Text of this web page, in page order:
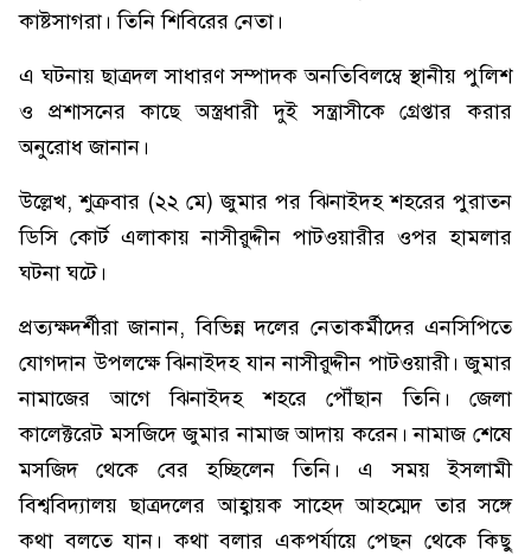
কাষ্টসাগরা। তিনি শিবিরের নেতা।
এ ঘটনায় ছাত্রদল সাধারণ সম্পাদক অনতিবিলম্বে স্থানীয় পুলিশ
ও প্রশাসনের কাছে অস্ত্রধারী দুই সন্ত্রাসীকে গ্রেপ্তার করার
অনুরোধ জানান।
উল্লেখ, শুক্রবার (২২ মে) জুমার পর ঝিনাইদহ শহরের পুরাতন
ডিসি কোর্ট এলাকায় নাসীরুদ্দীন পাটওয়ারীর ওপর হামলার
ঘটনা ঘটে।
প্রত্যক্ষদর্শীরা জানান, বিভিন্ন দলের নেতাকর্মীদের এনসিপিতে
যোগদান উপলক্ষে ঝিনাইদহ যান নাসীরুদ্দীন পাটওয়ারী। জুমার
নামাজের আগে ঝিনাইদহ শহরে পৌঁছান তিনি। জেলা
কালেক্টরেট মসজিদে জুমার নামাজ আদায় করেন। নামাজ শেষে
মসজিদ থেকে বের হচ্ছিলেন তিনি। এ সময় ইসলামী
বিশ্ববিদ্যালয় ছাত্রদলের আহ্বায়ক সাহেদ আহম্মেদ তার সঙ্গে
কথা বলতে যান। কথা বলার একপর্যায়ে পেছন থেকে কিছু